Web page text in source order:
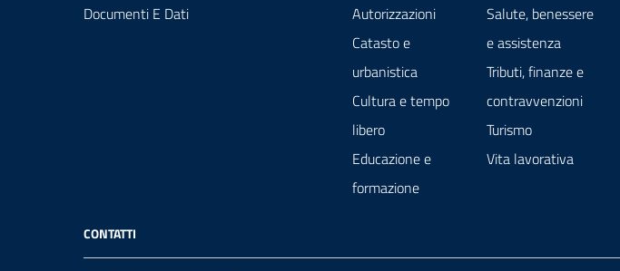
Documenti E Dati
Autorizzazioni
Catasto e
urbanistica
Cultura e tempo
libero
Educazione e
formazione
Salute, benessere
e assistenza
Tributi, finanze e
contravvenzioni
Turismo
Vita lavorativa
CONTATTI